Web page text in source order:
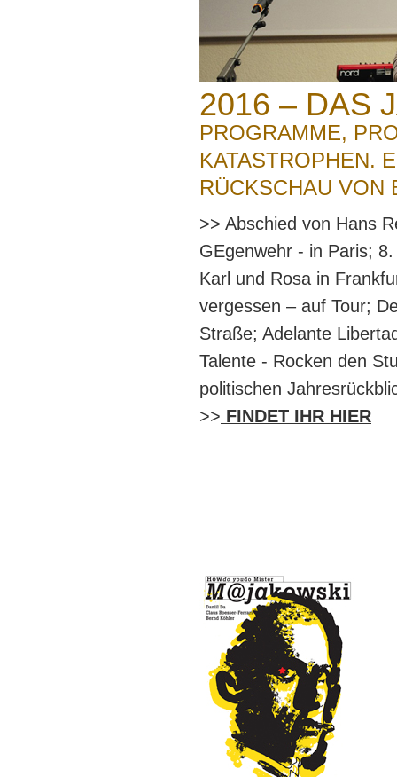
2016 – DAS
PROGRAMME,
KATASTROPHEN.
RÜCKSCHAU VON
>> Abschied von Hans
GEgenwehr - in Paris;
Karl und Rosa in
vergessen – auf Tour;
Straße; Adelante
Talente - Rocken den
politischen
>> FINDET IHR HIER